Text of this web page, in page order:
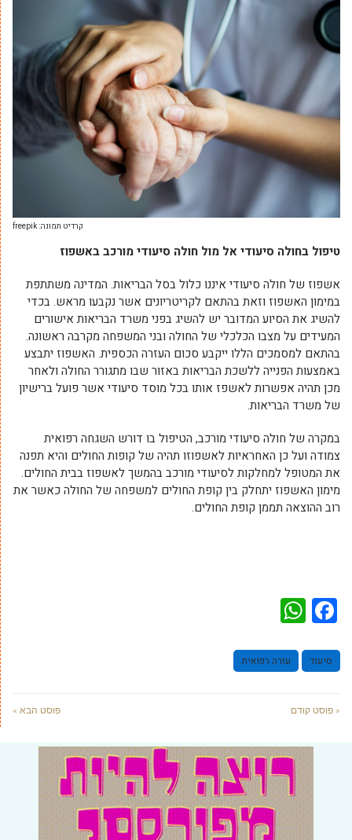
קרדיט תמונה: freepik
טיפול בחולה סיעודי אל מול חולה סיעודי מורכב באשפוז
אשפוז של חולה סיעודי איננו כלול בסל הבריאות. המדינה משתתפת
במימון האשפוז וזאת בהתאם לקריטריונים אשר נקבעו מראש. בכדי
להשיג את הסיוע המדובר יש להשיג בפני משרד הבריאות אישורים
המעידים על מצבו הכלכלי של החולה ובני המשפחה מקרבה ראשונה.
בהתאם למסמכים הללו ייקבע סכום העזרה הכספית. האשפוז יתבצע
באמצעות הפנייה ללשכת הבריאות באזור שבו מתגורר החולה ולאחר
מכן תהיה אפשרות לאשפז אותו בכל מוסד סיעודי אשר פועל ברישיון
של משרד הבריאות.
במקרה של חולה סיעודי מורכב, הטיפול בו דורש השגחה רפואית
צמודה ועל כן האחראיות לאשפוזו תהיה של קופות החולים והיא תפנה
את המטופל למחלקות לסיעודי מורכב בהמשך לאשפוז בבית החולים.
מימון האשפוז יתחלק בין קופת החולים למשפחה של החולה כאשר את
רוב ההוצאה תממן קופת החולים.
Facebook
סיעוד עזרה רפואית
« פוסט קודם פוסט הבא »